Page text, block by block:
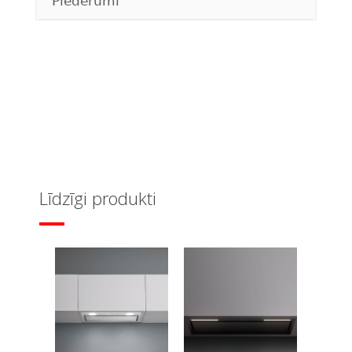
Līdzīgi produkti